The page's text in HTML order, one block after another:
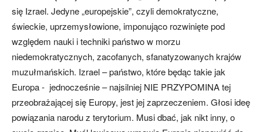
się Izrael. Jedyne „europejskie”, czyli demokratyczne,
świeckie, uprzemysłowione, imponująco rozwinięte pod
względem nauki i techniki państwo w morzu
niedemokratycznych, zacofanych, sfanatyzowanych krajów
muzułmańskich. Izrael – państwo, które będąc takie jak
Europa - jednocześnie – najsilniej NIE PRZYPOMINA tej
przeobrażającej się Europy, jest jej zaprzeczeniem. Głosi ideę
powiązania narodu z terytorium. Musi dbać, jak nikt inny, o